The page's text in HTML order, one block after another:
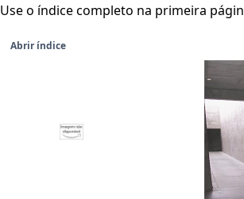
Use o índice completo na primeira
Abrir índice